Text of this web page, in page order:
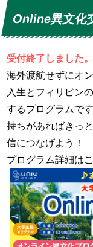
Online異文化
受付終了しました。
海外渡航せずにオ
入生とフィリピン
するプログラムで
持ちがあればきっ
信につなげよう！
プログラム詳細は